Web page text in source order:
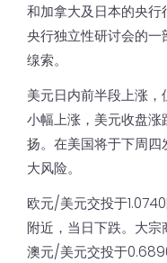
和加拿大及日本的央
央行独立性研讨会的
缐索。
美元日内前半段上涨，
小幅上涨，美元收盘
扬。在美国将于下周四
大风险。
欧元/美元交投于
附近，当日下跌。大宗
澳元/美元交投于